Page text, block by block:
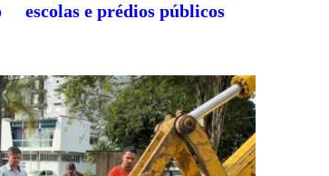
escolas e prédios públicos